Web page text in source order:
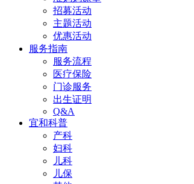
招募活动
主题活动
优惠活动
服务指南
服务流程
医疗保险
门诊服务
出生证明
Q&A
宜和科普
产科
妇科
儿科
儿保